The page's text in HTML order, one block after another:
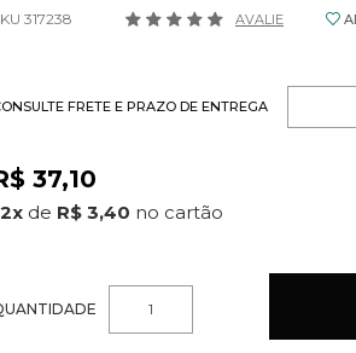
317238 AVALIE
FRETE E PRAZO DE ENTREGA
37,10
x de R$ 3,40